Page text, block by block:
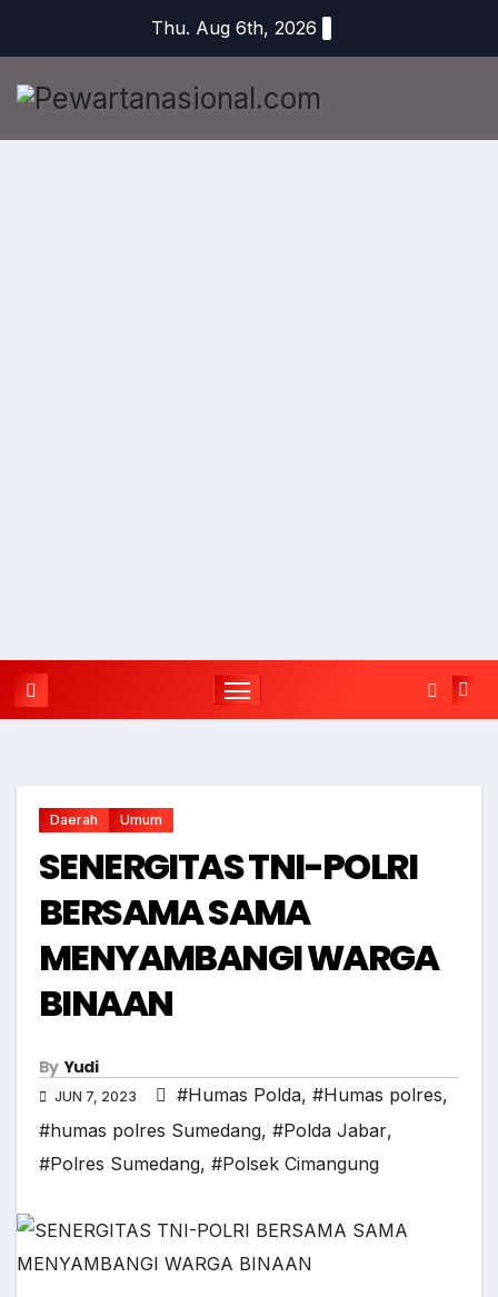
Thu. Aug 6th, 2026
Daerah Umum
SENERGITAS TNI-POLRI
BERSAMA SAMA
MENYAMBANGI WARGA
BINAAN
By Yudi
JUN 7, 2023 #Humas Polda, #Humas polres,
#humas polres Sumedang, #Polda Jabar,
#Polres Sumedang, #Polsek Cimangung